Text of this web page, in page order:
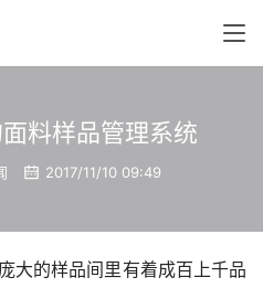
料样品管理系统
2017/11/10 09:49
大的样品间里有着成百上千品